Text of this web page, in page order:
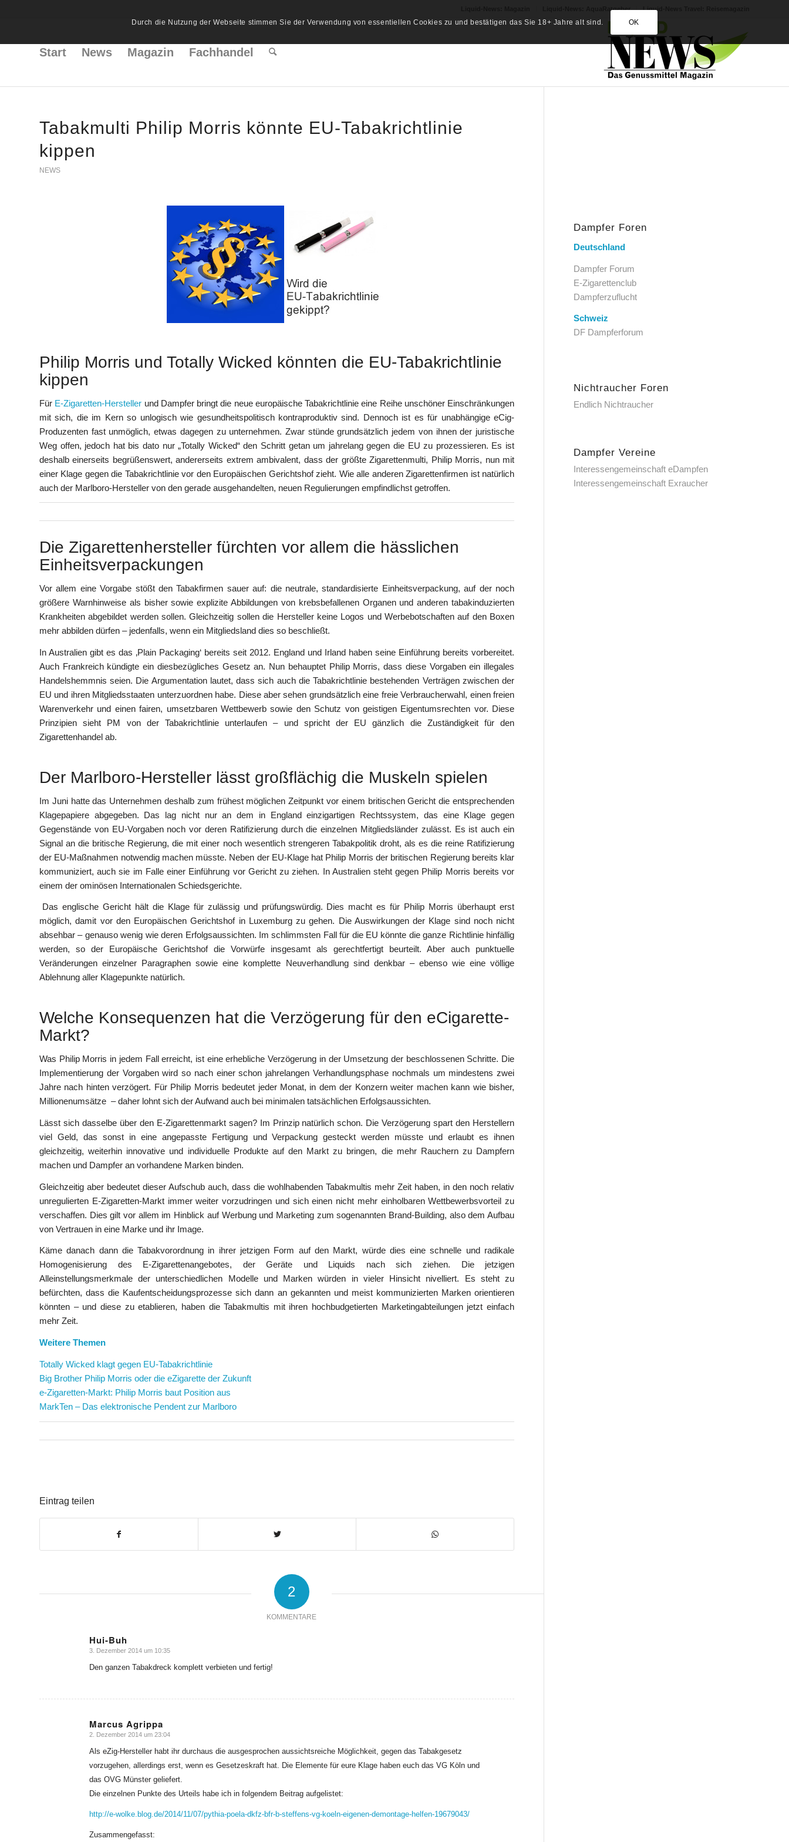
Liquid-News: AquaRatgeber Liquid-News Travel: Reisemagazin
Start News Magazin Fachhandel
Tabakmulti Philip Morris könnte EU-Tabakrichtlinie
kippen
NEWS
Philip Morris und Totally Wicked könnten die EU-Tabakrichtlinie
kippen
Für E-Zigaretten-Hersteller und Dampfer bringt die neue europäische Tabakrichtlinie eine Reihe unschöner Einschränkungen
mit sich, die im Kern so unlogisch wie gesundheitspolitisch kontraproduktiv sind. Dennoch ist es für unabhängige eCig-
Produzenten fast unmöglich, etwas dagegen zu unternehmen. Zwar stünde grundsätzlich jedem von ihnen der juristische
Weg offen, jedoch hat bis dato nur „Totally Wicked“ den Schritt getan um jahrelang gegen die EU zu prozessieren. Es ist
deshalb einerseits begrüßenswert, andererseits extrem ambivalent, dass der größte Zigarettenmulti, Philip Morris, nun mit
einer Klage gegen die Tabakrichtlinie vor den Europäischen Gerichtshof zieht. Wie alle anderen Zigarettenfirmen ist natürlich
auch der Marlboro-Hersteller von den gerade ausgehandelten, neuen Regulierungen empfindlichst getroffen.
Die Zigarettenhersteller fürchten vor allem die hässlichen
Einheitsverpackungen
Vor allem eine Vorgabe stößt den Tabakfirmen sauer auf: die neutrale, standardisierte Einheitsverpackung, auf der noch
größere Warnhinweise als bisher sowie explizite Abbildungen von krebsbefallenen Organen und anderen tabakinduzierten
Krankheiten abgebildet werden sollen. Gleichzeitig sollen die Hersteller keine Logos und Werbebotschaften auf den Boxen
mehr abbilden dürfen – jedenfalls, wenn ein Mitgliedsland dies so beschließt.
In Australien gibt es das ‚Plain Packaging‘ bereits seit 2012. England und Irland haben seine Einführung bereits vorbereitet.
Auch Frankreich kündigte ein diesbezügliches Gesetz an. Nun behauptet Philip Morris, dass diese Vorgaben ein illegales
Handelshemmnis seien. Die Argumentation lautet, dass sich auch die Tabakrichtlinie bestehenden Verträgen zwischen der
EU und ihren Mitgliedsstaaten unterzuordnen habe. Diese aber sehen grundsätzlich eine freie Verbraucherwahl, einen freien
Warenverkehr und einen fairen, umsetzbaren Wettbewerb sowie den Schutz von geistigen Eigentumsrechten vor. Diese
Prinzipien sieht PM von der Tabakrichtlinie unterlaufen – und spricht der EU gänzlich die Zuständigkeit für den
Zigarettenhandel ab.
Der Marlboro-Hersteller lässt großflächig die Muskeln spielen
Im Juni hatte das Unternehmen deshalb zum frühest möglichen Zeitpunkt vor einem britischen Gericht die entsprechenden
Klagepapiere abgegeben. Das lag nicht nur an dem in England einzigartigen Rechtssystem, das eine Klage gegen
Gegenstände von EU-Vorgaben noch vor deren Ratifizierung durch die einzelnen Mitgliedsländer zulässt. Es ist auch ein
Signal an die britische Regierung, die mit einer noch wesentlich strengeren Tabakpolitik droht, als es die reine Ratifizierung
der EU-Maßnahmen notwendig machen müsste. Neben der EU-Klage hat Philip Morris der britischen Regierung bereits klar
kommuniziert, auch sie im Falle einer Einführung vor Gericht zu ziehen. In Australien steht gegen Philip Morris bereits vor
einem der ominösen Internationalen Schiedsgerichte.
Das englische Gericht hält die Klage für zulässig und prüfungswürdig. Dies macht es für Philip Morris überhaupt erst
möglich, damit vor den Europäischen Gerichtshof in Luxemburg zu gehen. Die Auswirkungen der Klage sind noch nicht
absehbar – genauso wenig wie deren Erfolgsaussichten. Im schlimmsten Fall für die EU könnte die ganze Richtlinie hinfällig
werden, so der Europäische Gerichtshof die Vorwürfe insgesamt als gerechtfertigt beurteilt. Aber auch punktuelle
Veränderungen einzelner Paragraphen sowie eine komplette Neuverhandlung sind denkbar – ebenso wie eine völlige
Ablehnung aller Klagepunkte natürlich.
Welche Konsequenzen hat die Verzögerung für den eCigarette-
Markt?
Was Philip Morris in jedem Fall erreicht, ist eine erhebliche Verzögerung in der Umsetzung der beschlossenen Schritte. Die
Implementierung der Vorgaben wird so nach einer schon jahrelangen Verhandlungsphase nochmals um mindestens zwei
Jahre nach hinten verzögert. Für Philip Morris bedeutet jeder Monat, in dem der Konzern weiter machen kann wie bisher,
Millionenumsätze – daher lohnt sich der Aufwand auch bei minimalen tatsächlichen Erfolgsaussichten.
Lässt sich dasselbe über den E-Zigarettenmarkt sagen? Im Prinzip natürlich schon. Die Verzögerung spart den Herstellern
viel Geld, das sonst in eine angepasste Fertigung und Verpackung gesteckt werden müsste und erlaubt es ihnen
gleichzeitig, weiterhin innovative und individuelle Produkte auf den Markt zu bringen, die mehr Rauchern zu Dampfern
machen und Dampfer an vorhandene Marken binden.
Gleichzeitig aber bedeutet dieser Aufschub auch, dass die wohlhabenden Tabakmultis mehr Zeit haben, in den noch relativ
unregulierten E-Zigaretten-Markt immer weiter vorzudringen und sich einen nicht mehr einholbaren Wettbewerbsvorteil zu
verschaffen. Dies gilt vor allem im Hinblick auf Werbung und Marketing zum sogenannten Brand-Building, also dem Aufbau
von Vertrauen in eine Marke und ihr Image.
Käme danach dann die Tabakvorordnung in ihrer jetzigen Form auf den Markt, würde dies eine schnelle und radikale
Homogenisierung des E-Zigarettenangebotes, der Geräte und Liquids nach sich ziehen. Die jetzigen
Alleinstellungsmerkmale der unterschiedlichen Modelle und Marken würden in vieler Hinsicht nivelliert. Es steht zu
befürchten, dass die Kaufentscheidungsprozesse sich dann an gekannten und meist kommunizierten Marken orientieren
könnten – und diese zu etablieren, haben die Tabakmultis mit ihren hochbudgetierten Marketingabteilungen jetzt einfach
mehr Zeit.
Weitere Themen
Totally Wicked klagt gegen EU-Tabakrichtlinie
Big Brother Philip Morris oder die eZigarette der Zukunft
e-Zigaretten-Markt: Philip Morris baut Position aus
MarkTen – Das elektronische Pendent zur Marlboro
Eintrag teilen
2
KOMMENTARE
Hui-Buh
sagte:
3. Dezember 2014 um 10:35
Den ganzen Tabakdreck komplett verbieten und fertig!
Marcus Agrippa
sagte:
2. Dezember 2014 um 23:04
Als eZig-Hersteller habt ihr durchaus die ausgesprochen aussichtsreiche Möglichkeit, gegen das Tabakgesetz
vorzugehen, allerdings erst, wenn es Gesetzeskraft hat. Die Elemente für eure Klage haben euch das VG Köln und
das OVG Münster geliefert.
Die einzelnen Punkte des Urteils habe ich in folgendem Beitrag aufgelistet:
http://e-wolke.blog.de/2014/11/07/pythia-poela-dkfz-bfr-b-steffens-vg-koeln-eigenen-demontage-helfen-19679043/
Zusammengefasst:
Dampfer Foren
Deutschland
Dampfer Forum
E-Zigarettenclub
Dampferzuflucht
Schweiz
DF Dampferforum
Nichtraucher Foren
Endlich Nichtraucher
Dampfer Vereine
Interessengemeinschaft eDampfen
Interessengemeinschaft Exraucher
Durch die Nutzung der Webseite stimmen Sie der Verwendung von essentiellen Cookies zu und bestätigen das Sie 18+ Jahre alt sind. OK